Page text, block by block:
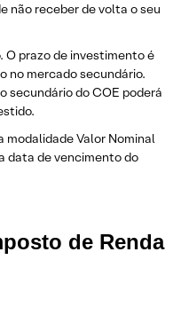
não receber de volta o seu
O prazo de investimento é
no mercado secundário.
secundário do COE poderá
modalidade Valor Nominal
data de vencimento do
de Renda